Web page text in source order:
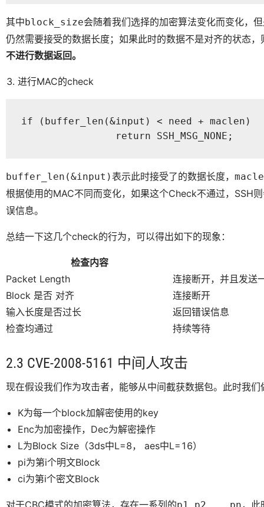
其中block_size会随着我们选择的加密算法变化而变化，
仍然需要接受的数据长度；如果此时的数据不是对齐的状态
不进行数据返回。
进行MAC的check
if (buffer_len(&input) < need + maclen)
		return SSH_MSG_NONE;
buffer_len(&input)表示此时接受了的数据长度，
根据使用的MAC不同而变化，如果这个Check不通过，SSH
误信息。
总结一下这几个check的行为，可以得出如下的现象：
检查内容
Packet Length
连接断开，并且发送
Block 是否 对齐
连接断开
输入长度是否过长
返回错误信息
检查均通过
持续等待
2.3 CVE-2008-5161 中间人攻击
现在假设我们作为攻击者，能够从中间截获数据包。此时我
K为每一个block加解密使用的key
Enc为加密操作，Dec为解密操作
L为Block Size（3ds中L=8， aes中L=16）
pi为第i个明文Block
ci为第i个密文Block